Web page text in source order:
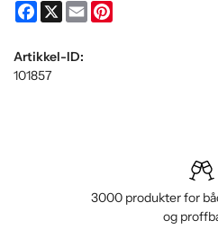
Facebook
X Email
Artikkel-ID:
101857
3000 produkter for
og